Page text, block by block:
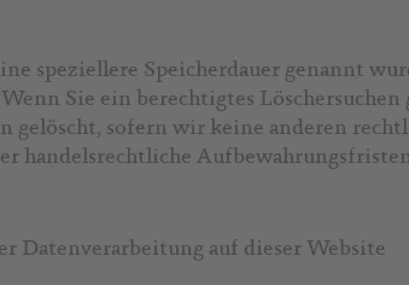
speziellere Speicherdauer genannt
Sie ein berechtigtes
sofern wir keine anderen
handelsrechtliche
Datenverarbeitung auf dieser Website